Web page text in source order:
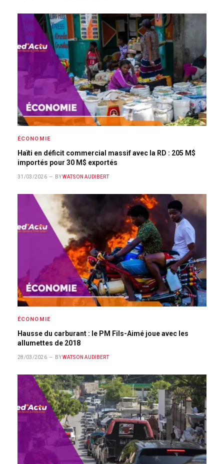
ÉCONOMIE
Haïti en déficit commercial massif avec la RD : 205 M$
importés pour 30 M$ exportés
31/03/2026 BY WATSON AUDIBERT
ÉCONOMIE
Hausse du carburant : le PM Fils-Aimé joue avec les
allumettes de 2018
28/03/2026 BY WATSON AUDIBERT